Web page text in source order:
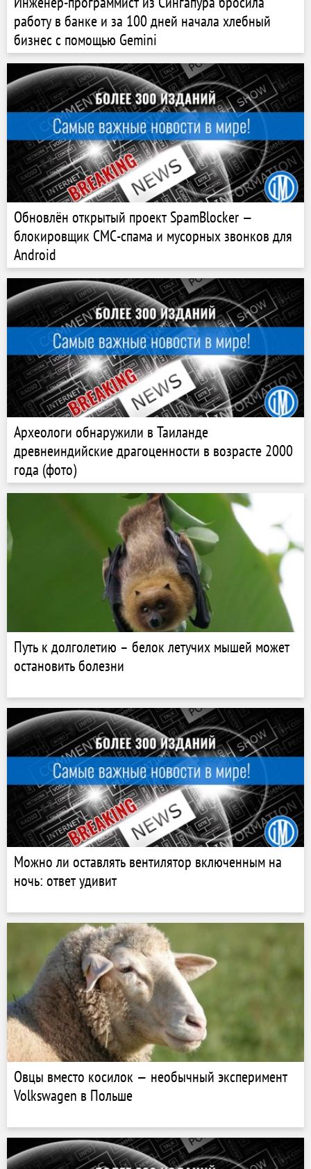
работу в банке и за 100 дней начала хлебный
бизнес с помощью Gemini
Обновлён открытый проект SpamBlocker —
блокировщик СМС-спама и мусорных звонков для
Android
Археологи обнаружили в Таиланде
древнеиндийские драгоценности в возрасте 2000
года (фото)
Путь к долголетию – белок летучих мышей может
остановить болезни
Можно ли оставлять вентилятор включенным на
ночь: ответ удивит
Овцы вместо косилок — необычный эксперимент
Volkswagen в Польше